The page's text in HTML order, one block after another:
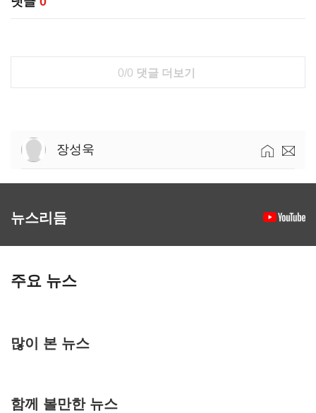
0/0 댓글 더보기
장성욱
뉴스리듬
주요 뉴스
많이 본 뉴스
함께 볼만한 뉴스